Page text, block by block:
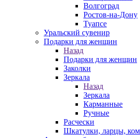
Волгоград
Ростов-на-Дону
Туапсе
Уральский сувенир
Подарки для женщин
Назад
Подарки для женщин
Заколки
Зеркала
Назад
Зеркала
Карманные
Ручные
Расчески
Шкатулки, ларцы,